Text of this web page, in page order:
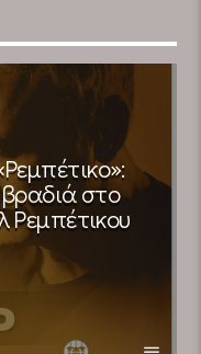
στο
Ρεμπέτικου